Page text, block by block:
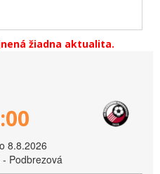
žiadna aktualita.
8.8.2026
Podbrezová